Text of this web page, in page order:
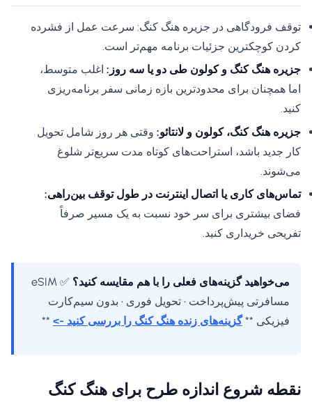
توقف فرودگاهی در جزیره هنگ کنگ: سرعت عمل از فشرده
کردن کوچکترین جزئیات برنامه مهم‌تر است.
جزیره هنگ کنگ و کولون طی دو یا سه روز: اغلب متوسط،
اما همچنان برای محدودترین بازه زمانی سفر برنامه‌ریزی
کنید.
جزیره هنگ کنگ، کولون و لانتائو: وقتی هر روز شامل تحویل
کار جدید باشد، استراحت‌های کوتاه مدت سریع‌تر شلوغ
می‌شوند.
تماس‌های کاری یا اتصال اینترنت در طول توقف بین‌راهی:
فضای بیشتری برای سر خود نسبت به یک مسیر صرفاً
تفریحی خریداری کنید.
می‌خواهید گزینه‌های فعلی را با هم مقایسه کنید؟
✅ eSIM
مسافرتی پیش‌پرداخت • تحویل فوری • بدون سیم‌کارت
فیزیکی **گزینه‌های زنده هنگ کنگ را بررسی کنید -> **
نقطه شروع اندازه طرح برای هنگ کنگ